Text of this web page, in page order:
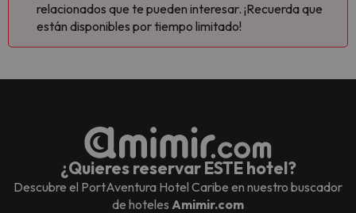
relacionados que te pueden interesar. ¡Recuerda que
están disponibles por tiempo limitado!
¿Quieres reservar ESTE hotel?
Descubre el PortAventura Hotel Caribe en nuestro buscador
de hoteles Amimir.com